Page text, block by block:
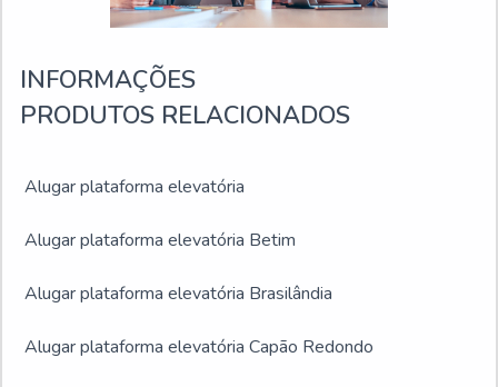
INFORMAÇÕES
PRODUTOS RELACIONADOS
Alugar plataforma elevatória
Alugar plataforma elevatória Betim
Alugar plataforma elevatória Brasilândia
Alugar plataforma elevatória Capão Redondo